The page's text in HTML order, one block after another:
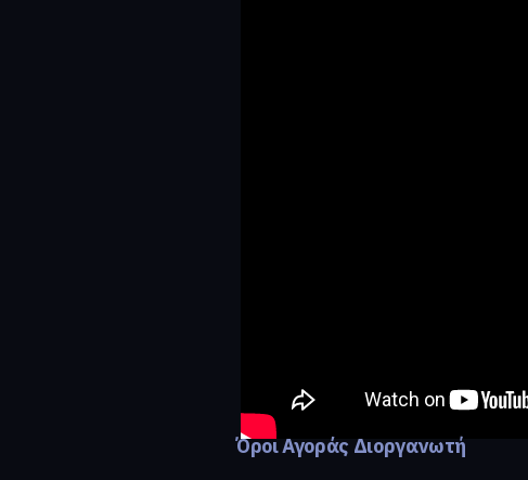
Όροι Αγοράς Διοργανωτή